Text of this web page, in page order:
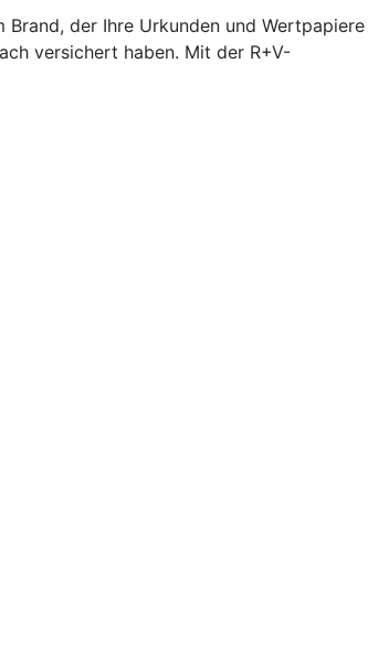
der Ihre Urkunden und Wertpapiere
versichert haben. Mit der R+V-